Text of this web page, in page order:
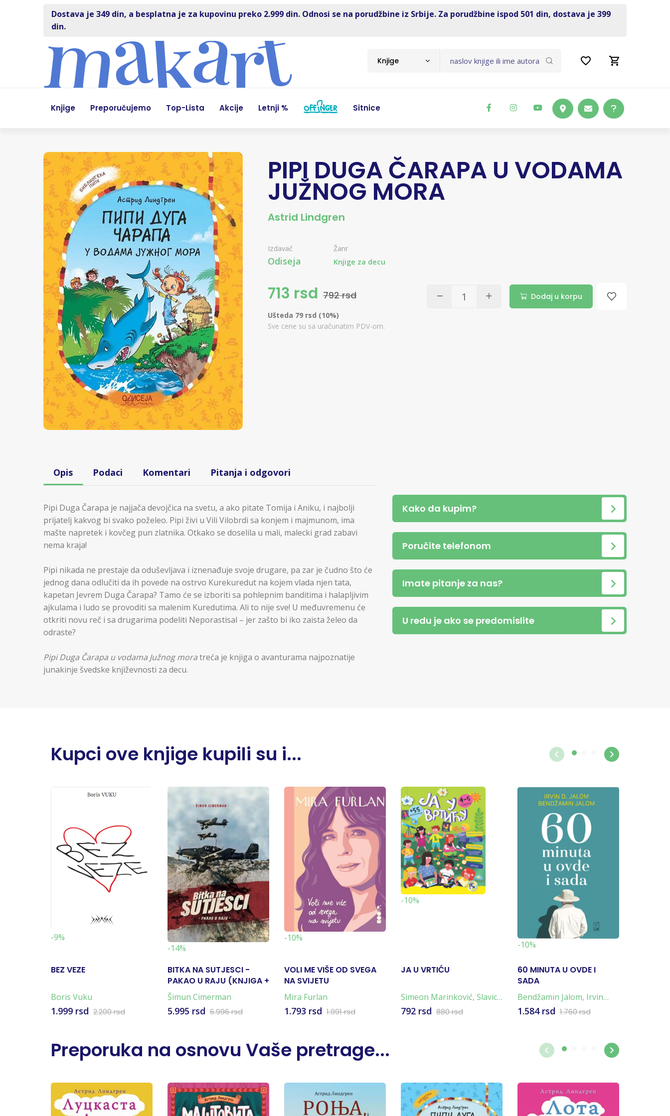
Dostava je 349 din, a besplatna je za kupovinu preko 2.999 din. Odnosi se na porudžbine iz Srbije. Za porudžbine ispod 501 din, dostava je 399
din.
Knjige
Knjige Preporučujemo Top-Lista Akcije Letnji % Sitnice
PIPI DUGA ČARAPA U VODAMA
JUŽNOG MORA
Astrid Lindgren
Izdavač
Odiseja
Žanr
Knjige za decu
713 rsd 792 rsd Dodaj u korpu
Ušteda 79 rsd (10%)
Sve cene su sa uračunatim PDV-om.
Opis Podaci Komentari Pitanja i odgovori
Pipi Duga Čarapa je najjača devojčica na svetu, a ako pitate Tomija i Aniku, i najbolji
prijatelj kakvog bi svako poželeo. Pipi živi u Vili Vilobrdi sa konjem i majmunom, ima
mašte napretek i kovčeg pun zlatnika. Otkako se doselila u mali, malecki grad zabavi
nema kraja!
Pipi nikada ne prestaje da oduševljava i iznenađuje svoje drugare, pa zar je čudno što će
jednog dana odlučiti da ih povede na ostrvo Kurekuredut na kojem vlada njen tata,
kapetan Jevrem Duga Čarapa? Tamo će se izboriti sa pohlepnim banditima i halapljivim
ajkulama i ludo se provoditi sa malenim Kuredutima. Ali to nije sve! U međuvremenu će
otkriti novu reč i sa drugarima podeliti Neporastisal – jer zašto bi iko zaista želeo da
odraste?
Pipi Duga Čarapa u vodama Južnog moratreća je knjiga o avanturama najpoznatije
junakinje švedske književnosti za decu.
Kako da kupim?
Poručite telefonom
Imate pitanje za nas?
U redu je ako se predomislite
Kupci ove knjige kupili su i...
-9%
BEZ VEZE
Boris Vuku
1.999 rsd 2.200 rsd
-14%
BITKA NA SUTJESCI -
PAKAO U RAJU (KNJIGA +
KARTA)
Šimun Cimerman
5.995 rsd 6.996 rsd
-10%
VOLI ME VIŠE OD SVEGA
NA SVIJETU
Mira Furlan
1.793 rsd 1.991 rsd
-10%
JA U VRTIĆU
Simeon Marinković, Slavica
Marković
792 rsd 880 rsd
-10%
60 MINUTA U OVDE I
SADA
Bendžamin Jalom, Irvin
Jalom
1.584 rsd 1.760 rsd
Preporuka na osnovu Vaše pretrage...